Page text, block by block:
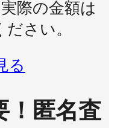
際の金額は
さい。
る
匿名査